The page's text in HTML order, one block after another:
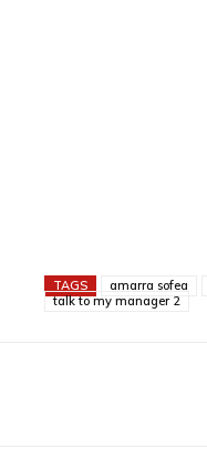
TAGS amarra sofea
talk to my manager 2